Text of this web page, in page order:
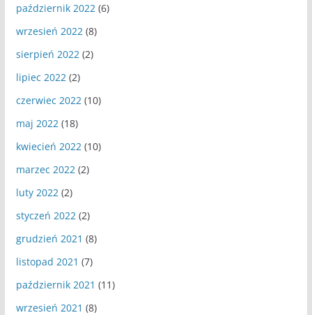
październik 2022 (6)
wrzesień 2022 (8)
sierpień 2022 (2)
lipiec 2022 (2)
czerwiec 2022 (10)
maj 2022 (18)
kwiecień 2022 (10)
marzec 2022 (2)
luty 2022 (2)
styczeń 2022 (2)
grudzień 2021 (8)
listopad 2021 (7)
październik 2021 (11)
wrzesień 2021 (8)